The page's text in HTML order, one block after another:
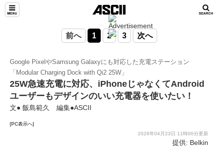
前へ 1 2 3 次へ
Google PixelやSamsung Galaxyにも対応した充電ステーション
「Modular Charging Dock with Qi2 25W」
25W急速充電に対応、iPhoneじゃなくてAndroid
ユーザーもデザインのいい充電器を使いたい！
文● 飯島範久 編集●ASCII
[PC表示へ]
2026年04月23日 11時00分更新
提供: Belkin